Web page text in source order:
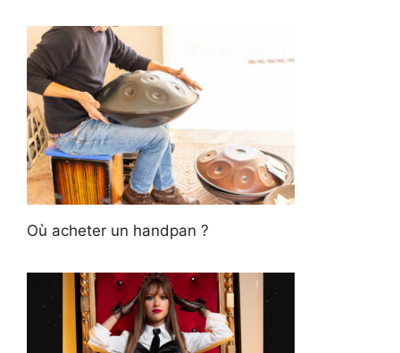
Où acheter un handpan ?